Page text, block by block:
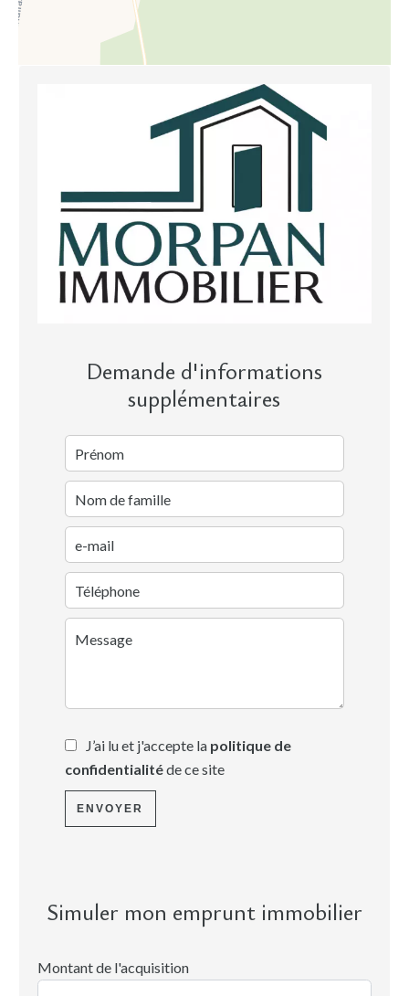
Demande d'informations
supplémentaires
J’ai lu et j'accepte la politique de
confidentialitéde ce site
ENVOYER
Simuler mon emprunt immobilier
Montant de l'acquisition